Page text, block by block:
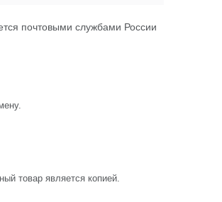
почтовыми службами России
товар является копией.